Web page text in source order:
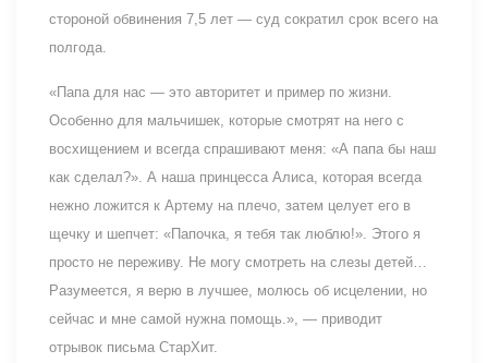
стороной обвинения 7,5 лет — суд сократил срок всего на
полгода.
«Папа для нас — это авторитет и пример по жизни.
Особенно для мальчишек, которые смотрят на него с
восхищением и всегда спрашивают меня: «А папа бы наш
как сделал?». А наша принцесса Алиса, которая всегда
нежно ложится к Артему на плечо, затем целует его в
щечку и шепчет: «Папочка, я тебя так люблю!». Этого я
просто не переживу. Не могу смотреть на слезы детей…
Разумеется, я верю в лучшее, молюсь об исцелении, но
сейчас и мне самой нужна помощь.», — приводит
отрывок письма СтарХит.